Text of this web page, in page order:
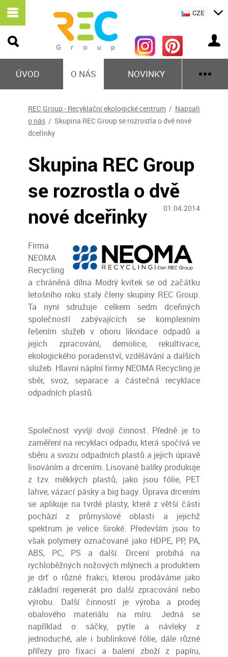
ÚVOD O NÁS NOVINKY
CZE
REC Group - Recyklační ekologické centrum / Napsali
o nás / Skupina REC Group se rozrostla o dvě nové
dceřinky
Skupina REC Group
se rozrostla o dvě
nové dceřinky
01.04.2014
Firma
NEOMA
Recycling
a chráněná dílna Modrý kvítek se od začátku
letošního roku staly členy skupiny REC Group.
Ta nyní sdružuje celkem sedm dceřiných
společností zabývajících se komplexním
řešením služeb v oboru likvidace odpadů a
jejich zpracování, demolice, rekultivace,
ekologického poradenství, vzdělávání a dalších
služeb. Hlavní náplní firmy NEOMA Recycling je
sběr, svoz, separace a částečná recyklace
odpadních plastů.
Společnost vyvíjí dvojí činnost. Předně je to
zaměření na recyklaci odpadu, která spočívá ve
sběru a svozu odpadních plastů a jejich úpravě
lisováním a drcením. Lisované balíky produkuje
z tzv. měkkých plastů, jako jsou fólie, PET
lahve, vázací pásky a big bagy. Úprava drcením
se aplikuje na tvrdé plasty, které z větší části
pochází z průmyslové oblasti a jejichž
spektrum je velice široké. Především jsou to
však polymery označované jako HDPE, PP, PA,
ABS, PC, PS a další. Drcení probíhá na
rychloběžných nožových mlýnech a produktem
je drť o různé frakci, kterou prodáváme jako
základní regenerát pro další zpracování nebo
výrobu. Další činností je výroba a prodej
obalového materiálu na míru. Jedná se
například o sáčky, pytle a návleky z
jednoduché, ale i bublinkové fólie, dále různé
přířezy pro fixaci a balení zboží z papíru,